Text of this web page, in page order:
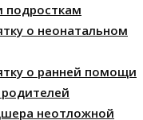
подросткам
о неонатальном
о ранней помощи
неотложной